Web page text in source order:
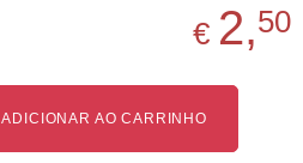
€ 2,50
ADICIONAR AO CARRINHO